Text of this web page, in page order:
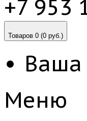
+7 953
Товаров 0 (0 руб.)
Ваша
Меню